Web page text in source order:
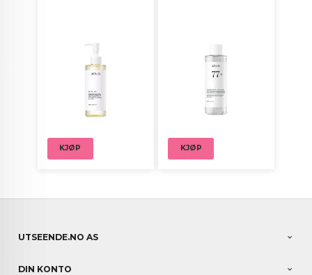
KJØP KJØP
UTSEENDE.NO AS
DIN KONTO